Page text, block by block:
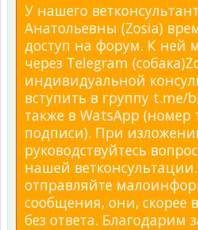
У нашего
Анатольевны (Zosia)
доступ на форум. К ней
через Telegram
индивидуальной
вступить в группу t.me/
также в WatsApp (номер
подписи). При
руководствуйтесь
нашей
отправляйте
сообщения, они, скорее
без ответа. Благодарим